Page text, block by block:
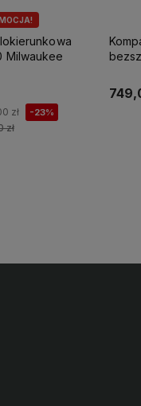
Milwaukee
zł -23%
zł